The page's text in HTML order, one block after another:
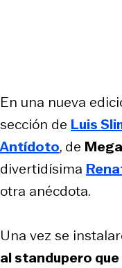
En una nueva
sección de Luis
Antídoto, de Mega
divertidísima
otra anécdota.
Una vez se
al standupero